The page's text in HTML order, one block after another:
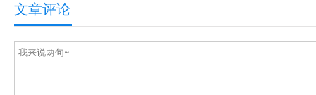
文章评论